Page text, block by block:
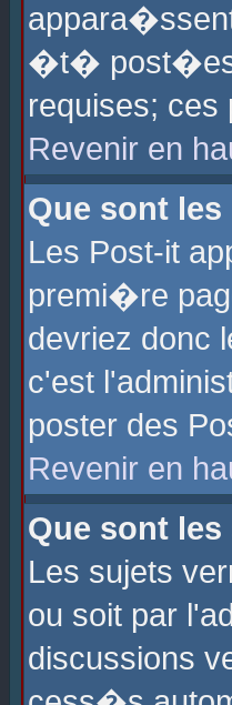
�t� post�es.
requises;
Revenir en
Que sont les
Les Post-it
premi�re
devriez donc
c'est
poster des
Revenir en
Que sont
Les sujets
ou soit par
discussions